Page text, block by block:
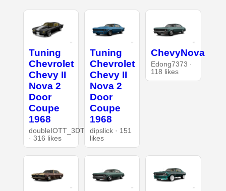
Tuning
Chevrolet
Chevy II
Nova 2
Door
Coupe
1968
doubleIOTT_3DT
· 316 likes
Tuning
Chevrolet
Chevy II
Nova 2
Door
Coupe
1968
dipslick · 151
likes
ChevyNova
Edong7373 ·
118 likes